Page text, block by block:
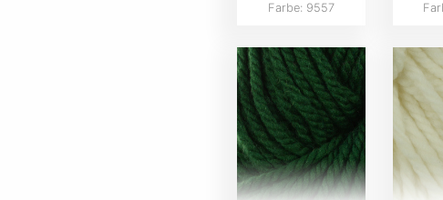
Farbe: 9557